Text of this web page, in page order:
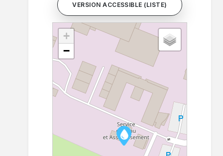
VERSION ACCESSIBLE (LISTE)
+
−